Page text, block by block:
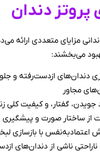
پروتز دندان
مزایای متعددی ارائه
می‌بخشند:
دندان‌های ازدست‌رفته و
مجاور
جویدن، گفتار، و کیفیت کلی
از ساختار صورت و پیشگیری
اعتمادبه‌نفس با بازسازی
ناشی از دندان‌های